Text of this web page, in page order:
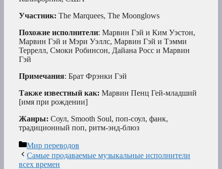
Участник: The Marquees, The Moonglows
Похожие исполнители: Марвин Гэй и Ким Уэстон,
Марвин Гэй и Мэри Уэллс, Марвин Гэй и Тэмми
Террелл, Смоки Робинсон, Дайана Росс и Марвин
Гэй
Примечания: Брат Фрэнки Гэй
Также известный как: Марвин Пенц Гей-младший
[имя при рождении]
Жанры: Соул, Smooth Soul, поп-соул, фанк,
традиционный поп, ритм-энд-блюз
Рубрики
Мир переводов
Самые продаваемые музыкальные исполнители
всех времен